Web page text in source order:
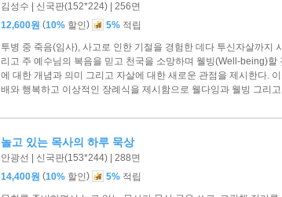
김성수 | 신국판(152*224) | 256면
12,600원 (10% 할인) 5% 적립
투병 중 죽음(임사), 사고로 인한 기절을 경험한 데다 투신자살까
리고 주 예수님의 복음을 믿고 천국을 소망하며 웰빙(Well-being)
에 대한 개념과 의미 그리고 자살에 대한 새로운 관점을 제시한다.
배와 행복하고 이상적인 장례식을 제시함으로 웰다잉과 웰빙 그리
놀고 있는 목사의 하루 묵상
안광선 | 신국판(153*244) | 288면
14,400원 (10% 할인) 5% 적립